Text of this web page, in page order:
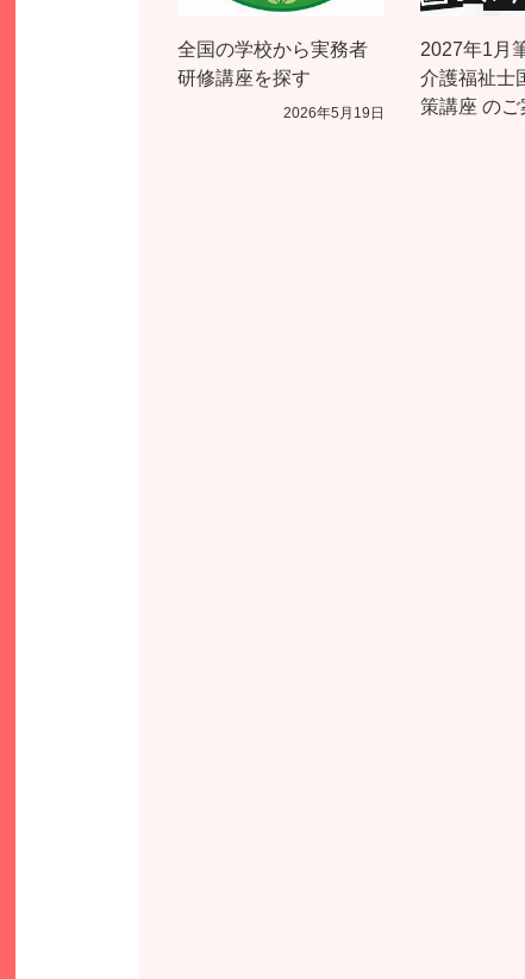
全国の学校から実務者
研修講座を探す
2026年5月19日
2027年1月
介護福祉士
策講座 のご